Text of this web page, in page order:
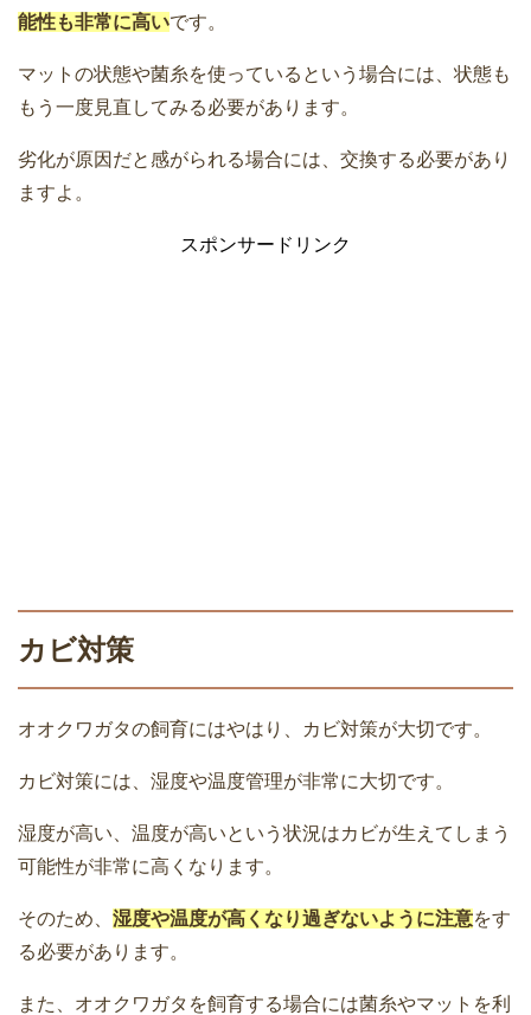
能性も非常に高いです。
マットの状態や菌糸を使っているという場合には、状態も
もう一度見直してみる必要があります。
劣化が原因だと感がられる場合には、交換する必要があり
ますよ。
スポンサードリンク
カビ対策
オオクワガタの飼育にはやはり、カビ対策が大切です。
カビ対策には、湿度や温度管理が非常に大切です。
湿度が高い、温度が高いという状況はカビが生えてしまう
可能性が非常に高くなります。
そのため、 湿度や温度が高くなり過ぎないように注意をす
る必要があります。
また、オオクワガタを飼育する場合には菌糸やマットを利